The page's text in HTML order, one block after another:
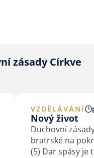
zásady Církve
VZDĚLÁVÁNÍ
Nový život
Duchovní
bratrské na
(5) Dar spásy je